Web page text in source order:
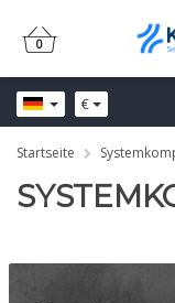
€
0
0
Startseite